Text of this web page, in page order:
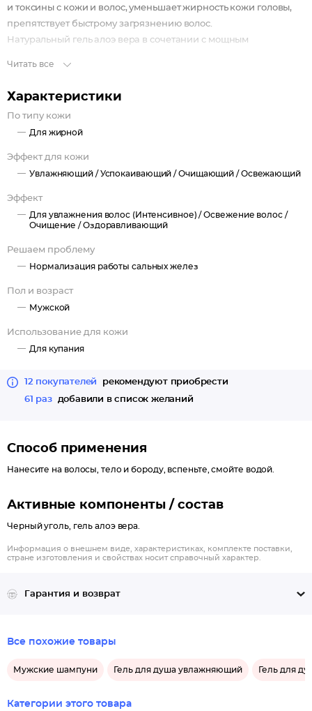
и токсины с кожи и волос, уменьшает жирность кожи головы,
препятствует быстрому загрязнению волос.
Натуральный гель алоэ вера в сочетании с мощным
ухоженный вид
Результат: длительное ощущение чистоты и свежести.
Подходит для ежедневного использования.
Читать все
Характеристики
По типу кожи
Для жирной
Эффект для кожи
Увлажняющий /Успокаивающий /Очищающий /Освежающий
Эффект
Для увлажнения волос (Интенсивное) /Освежение волос /
Очищение /Оздоравливающий
Решаем проблему
Нормализация работы сальных желез
Пол и возраст
Мужской
Использование для кожи
Для купания
12 покупателей
рекомендуют приобрести
61 раз
добавили в список желаний
Способ применения
Нанесите на волосы, тело и бороду, вспеньте, смойте водой.
Активные компоненты / состав
Черный уголь, гель алоэ вера.
Информация о внешнем виде, характеристиках, комплекте поставки,
стране изготовления и свойствах носит справочный характер.
Гарантия и возврат
Все похожие товары
Мужские шампуни Гель для душа увлажняющий Гель для
Категории этого товара